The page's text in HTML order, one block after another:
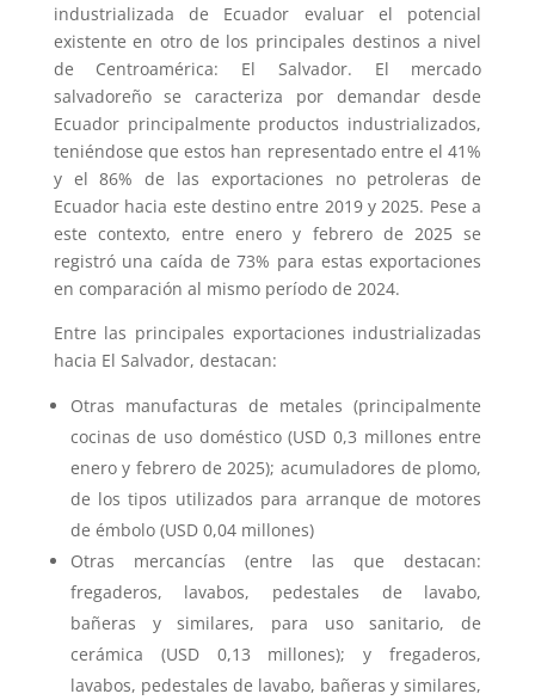
industrializada de Ecuador evaluar el potencial
existente en otro de los principales destinos a nivel
de Centroamérica: El Salvador. El mercado
salvadoreño se caracteriza por demandar desde
Ecuador principalmente productos industrializados,
teniéndose que estos han representado entre el 41%
y el 86% de las exportaciones no petroleras de
Ecuador hacia este destino entre 2019 y 2025. Pese a
este contexto, entre enero y febrero de 2025 se
registró una caída de 73% para estas exportaciones
en comparación al mismo período de 2024.
Entre las principales exportaciones industrializadas
hacia El Salvador, destacan:
Otras manufacturas de metales (principalmente
cocinas de uso doméstico (USD 0,3 millones entre
enero y febrero de 2025); acumuladores de plomo,
de los tipos utilizados para arranque de motores
de émbolo (USD 0,04 millones)
Otras mercancías (entre las que destacan:
fregaderos, lavabos, pedestales de lavabo,
bañeras y similares, para uso sanitario, de
cerámica (USD 0,13 millones); y fregaderos,
lavabos, pedestales de lavabo, bañeras y similares,